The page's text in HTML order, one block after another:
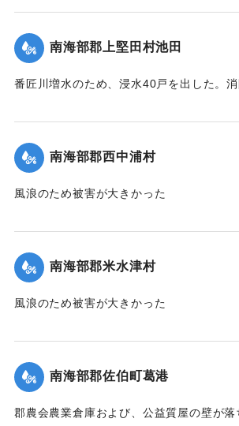
｜固有コード:
南海部郡上堅田村池田
番匠川増水のため、浸水40戸を出した。
当の増水をなし、被害も多額に上ると見
【出典：豊州新報 1935年8月30日朝刊4面
｜固有コード: 00401010
南海部郡西中浦村
風浪のため被害が大きかった
｜固有コード:
南海部郡米水津村
風浪のため被害が大きかった
｜固有コード:
南海部郡佐伯町葛港
郡農会農業倉庫および、公益質屋の壁が落